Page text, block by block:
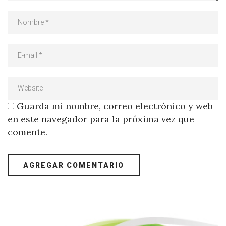
Guarda mi nombre, correo electrónico y web
en este navegador para la próxima vez que
comente.